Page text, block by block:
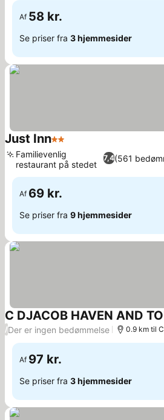
Af 58 kr.
Se priser fra 3 hjemmesider
Just Inn2 Stjerner
7,4(561
Familievenlig
restaurant på stedet
Af 69 kr.
Se priser fra 9 hjemmesider
C DJACOB HAVEN AND
/Der er ingen bedømmelse 0.9 km til
Af 97 kr.
Se priser fra 3 hjemmesider